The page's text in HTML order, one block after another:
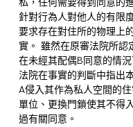
針對行為人對他人的有限
要求存在對住所的物理上
實。 雖然在原審法院所認
在未經其配偶B同意的情
法院在事實的判斷中指出
A侵入其作為私人空間的
單位、更換門鎖使其不得
過有關同意。